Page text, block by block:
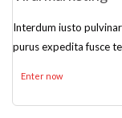
Interdum iusto
purus expedita fusce
Enter now